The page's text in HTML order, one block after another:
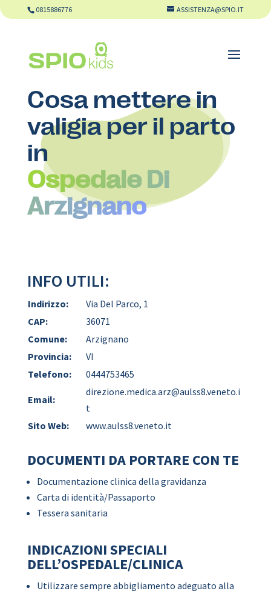
0815886776 ASSISTENZA@SPIO.IT
Cosa mettere in
valigia per il parto
in
Ospedale Di
Arzignano
INFO UTILI:
Indirizzo:
Via Del Parco, 1
CAP:
36071
Comune:
Arzignano
Provincia:
VI
Telefono:
0444753465
Email:
direzione.medica.arz@aulss8.veneto.i
t
Sito Web:
www.aulss8.veneto.it
DOCUMENTI DA PORTARE CON TE
Documentazione clinica della gravidanza
Carta di identità/Passaporto
Tessera sanitaria
INDICAZIONI SPECIALI
DELL’OSPEDALE/CLINICA
Utilizzare sempre abbigliamento adeguato alla